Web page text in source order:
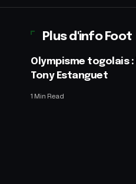
Plus d'info Foot
Olympisme togolais
Tony Estanguet
1 Min Read